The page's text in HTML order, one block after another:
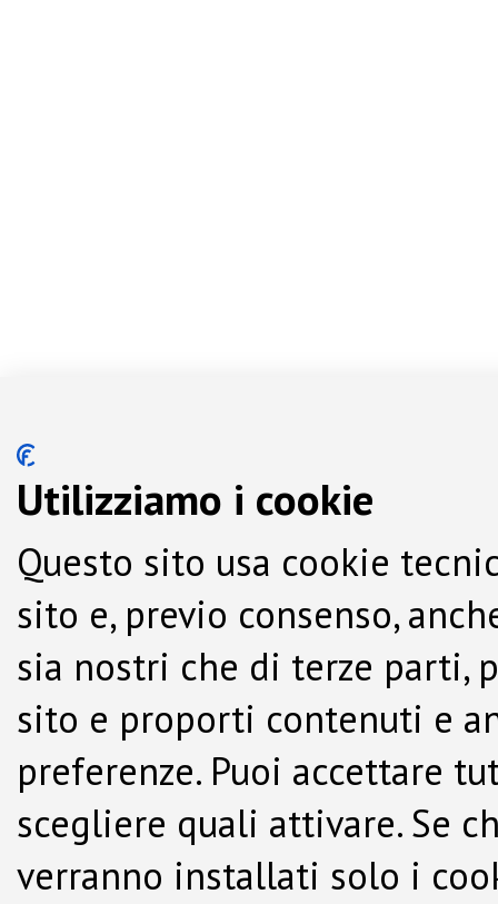
Utilizziamo i cookie
Questo sito usa cookie
sito e, previo consenso,
sia nostri che di terze parti,
sito e proporti contenuti e
preferenze. Puoi accettare
scegliere quali attivare. Se
verranno installati solo i